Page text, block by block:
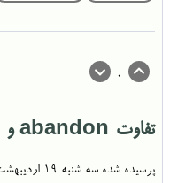
0
تفاوت abandon و leave چی هست؟
پرسیده شده سه شنبه ۱۹ اردیبهشت ۱۴۰۲